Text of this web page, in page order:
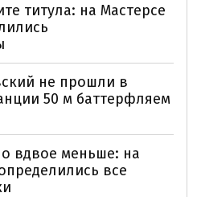
титула: на Мастерсе
не прошли в
50 м баттерфляем
вдвое меньше: на
все